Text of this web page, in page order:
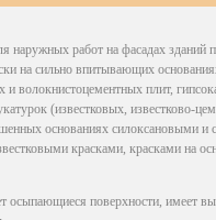
наружных работ на фасадах зданий
на сильно впитывающих
и волокнистоцементных плит,
(известковых, известково-
основаниях силоксановыми и
красками, красками на
осыпающиеся поверхности, имеет